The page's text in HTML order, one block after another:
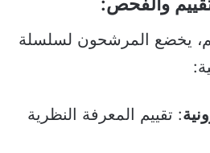
يخضع المرشحون لسلسلة
: تقييم المعرفة النظرية